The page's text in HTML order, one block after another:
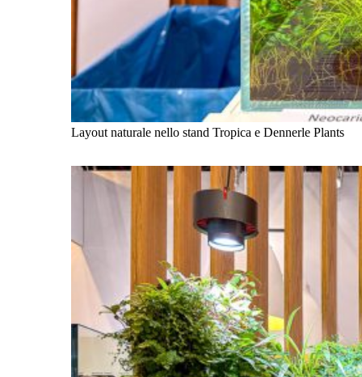
Layout naturale nello stand Tropica e Dennerle Plants